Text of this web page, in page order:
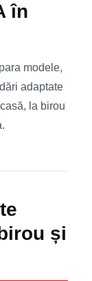
în
modele,
adaptate
la birou
și